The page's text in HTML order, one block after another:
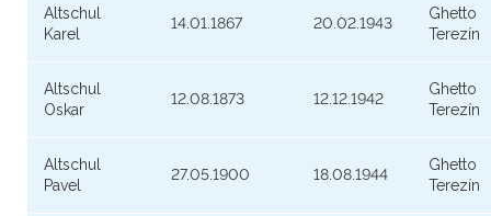
Altschul
Karel
14.01.1867 20.02.1943
Ghetto
Terezín
Altschul
Oskar
12.08.1873 12.12.1942
Ghetto
Terezín
Altschul
Pavel
27.05.1900 18.08.1944
Ghetto
Terezín